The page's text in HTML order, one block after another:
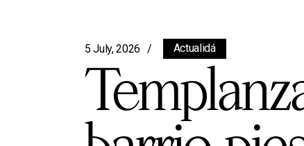
5 July, 2026 Actualidá